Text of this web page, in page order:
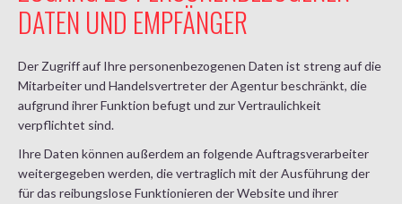
DATEN UND EMPFÄNGER
Der Zugriff auf Ihre personenbezogenen Daten ist streng auf die
Mitarbeiter und Handelsvertreter der Agentur beschränkt, die
aufgrund ihrer Funktion befugt und zur Vertraulichkeit
verpflichtet sind.
Ihre Daten können außerdem an folgende Auftragsverarbeiter
weitergegeben werden, die vertraglich mit der Ausführung der
für das reibungslose Funktionieren der Website und ihrer